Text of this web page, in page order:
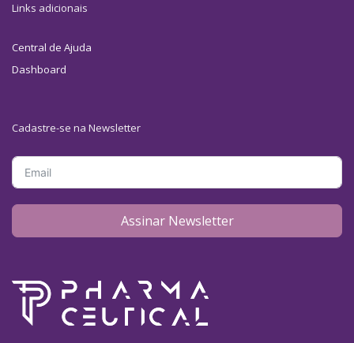
Links adicionais
Central de Ajuda
Dashboard
Cadastre-se na Newsletter
Assinar Newsletter